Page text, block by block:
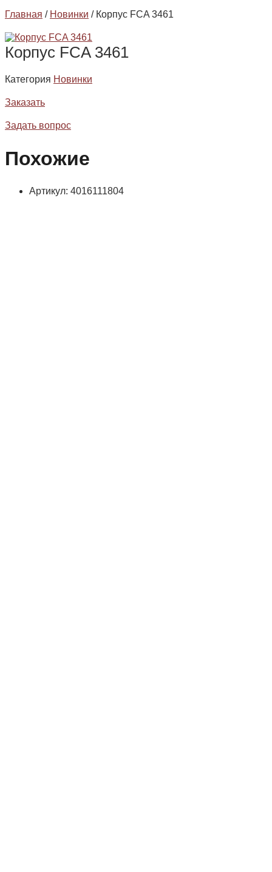
Главная / Новинки / Корпус FCA 3461
Корпус FCA 3461
Категория Новинки
Заказать
Задать вопрос
Похожие
Артикул: 4016111804